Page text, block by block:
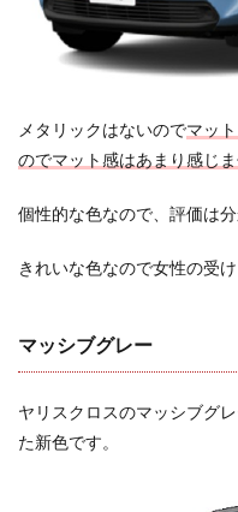
3.2.2
流行の
変動
口コミ
いとい
3.3
括：
ロス
の女
人気
色は?
ツー
メタリックはないのでマッ
のでマット感はあまり感じ
個性的な色なので、評価は分
きれいな色なので女性の受
マッシブグレー
ヤリスクロスのマッシブグ
た新色です。